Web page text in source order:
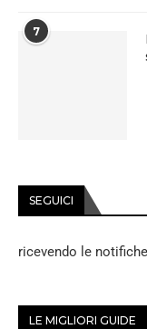
7
SEGUICI
ricevendo le notifiche
LE MIGLIORI GUIDE